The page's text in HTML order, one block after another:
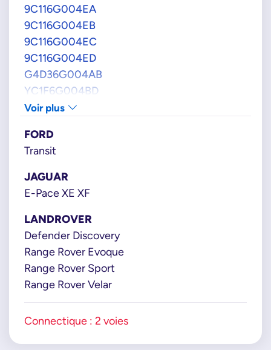
9C116G004EA
9C116G004EB
9C116G004EC
9C116G004ED
G4D36G004AB
YC1F6G004BD
YC1F6G004BE
JDE40239
LAND_ROVER
LR004378
LR010534
LR039220
LR115083
Voir plus
FORD
Transit
JAGUAR
E-Pace XE XF
LANDROVER
Defender Discovery
Range Rover Evoque
Range Rover Sport
Range Rover Velar
Connectique : 2 voies